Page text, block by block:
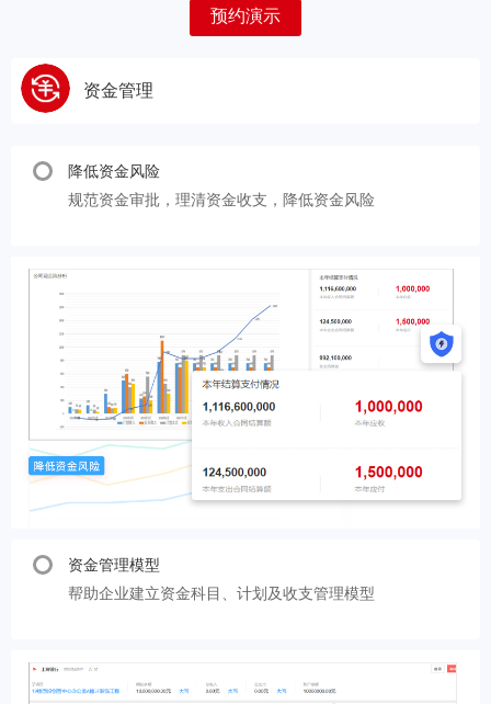
预约演示
资金管理
降低资金风险
规范资金审批，理清资金收支，降低资金风险
资金管理模型
帮助企业建立资金科目、计划及收支管理模型